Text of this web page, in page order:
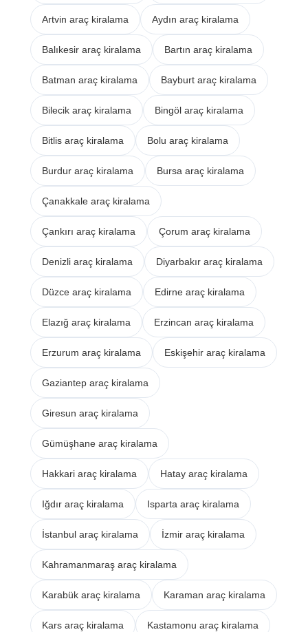
Artvin araç kiralama Aydın araç kiralama
Balıkesir araç kiralama Bartın araç kiralama
Batman araç kiralama Bayburt araç kiralama
Bilecik araç kiralama Bingöl araç kiralama
Bitlis araç kiralama Bolu araç kiralama
Burdur araç kiralama Bursa araç kiralama
Çanakkale araç kiralama
Çankırı araç kiralama Çorum araç kiralama
Denizli araç kiralama Diyarbakır araç kiralama
Düzce araç kiralama Edirne araç kiralama
Elazığ araç kiralama Erzincan araç kiralama
Erzurum araç kiralama Eskişehir araç kiralama
Gaziantep araç kiralama
Giresun araç kiralama
Gümüşhane araç kiralama
Hakkari araç kiralama Hatay araç kiralama
Iğdır araç kiralama Isparta araç kiralama
İstanbul araç kiralama İzmir araç kiralama
Kahramanmaraş araç kiralama
Karabük araç kiralama Karaman araç kiralama
Kars araç kiralama Kastamonu araç kiralama